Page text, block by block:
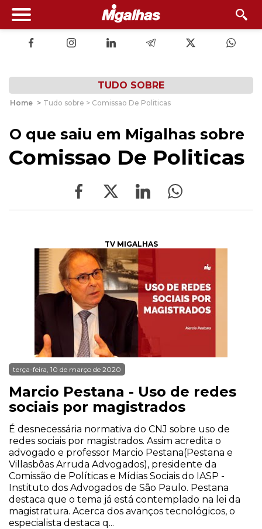
TUDO SOBRE
Home > Tudo sobre > Comissao De Politicas
O que saiu em Migalhas sobre
Comissao De Politicas
TV MIGALHAS
terça-feira, 10 de março de 2020
Marcio Pestana - Uso de redes
sociais por magistrados
É desnecessária normativa do CNJ sobre uso de
redes sociais por magistrados. Assim acredita o
advogado e professor Marcio Pestana(Pestana e
Villasbôas Arruda Advogados), presidente da
Comissão de Políticas e Mídias Sociais do IASP -
Instituto dos Advogados de São Paulo. Pestana
destaca que o tema já está contemplado na lei da
magistratura. Acerca dos avanços tecnológicos, o
especialista destaca q...